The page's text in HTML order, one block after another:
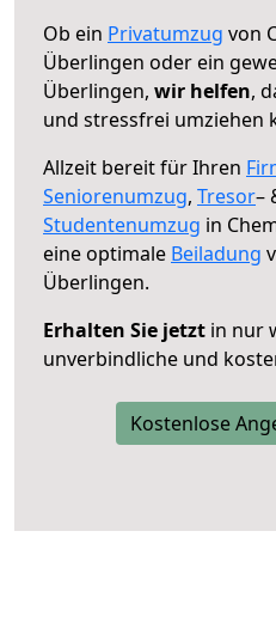
Ob ein Privatumzug von
Überlingen oder ein
Überlingen, wir helfen,
und stressfrei umziehen
Allzeit bereit für Ihren
Seniorenumzug, Tresor–
Studentenumzug in
eine optimale Beiladung
Überlingen.
Erhalten Sie jetzt in nur
unverbindliche und
Kostenlose